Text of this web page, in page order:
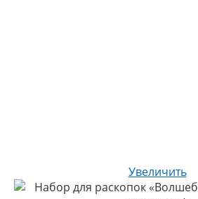
Увеличить